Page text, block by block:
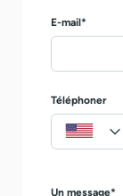
E-mail*
Téléphoner
Un message*